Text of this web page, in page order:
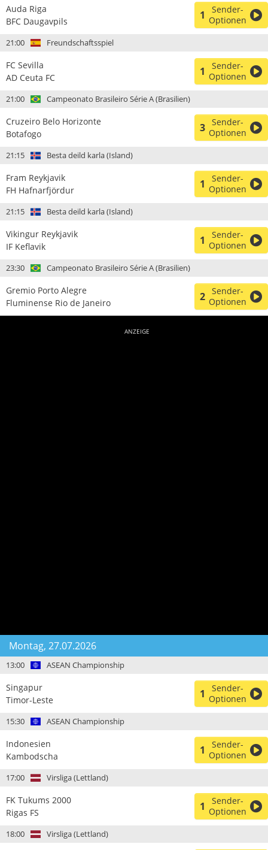
Auda Riga
BFC Daugavpils
1
Sender-
Optionen
21:00 Freundschaftsspiel
FC Sevilla
AD Ceuta FC
1
Sender-
Optionen
21:00 Campeonato Brasileiro Série A (Brasilien)
Cruzeiro Belo Horizonte
Botafogo
3 Sender-
Optionen
21:15 Besta deild karla (Island)
Fram Reykjavik
FH Hafnarfjördur
1
Sender-
Optionen
21:15 Besta deild karla (Island)
Vikingur Reykjavik
IF Keflavik
1
Sender-
Optionen
23:30 Campeonato Brasileiro Série A (Brasilien)
Gremio Porto Alegre
Fluminense Rio de Janeiro
2 Sender-
Optionen
ANZEIGE
Montag, 27.07.2026
13:00 ASEAN Championship
Singapur
Timor-Leste
1
Sender-
Optionen
15:30 ASEAN Championship
Indonesien
Kambodscha
1
Sender-
Optionen
17:00 Virsliga (Lettland)
FK Tukums 2000
Rigas FS
1
Sender-
Optionen
18:00 Virsliga (Lettland)